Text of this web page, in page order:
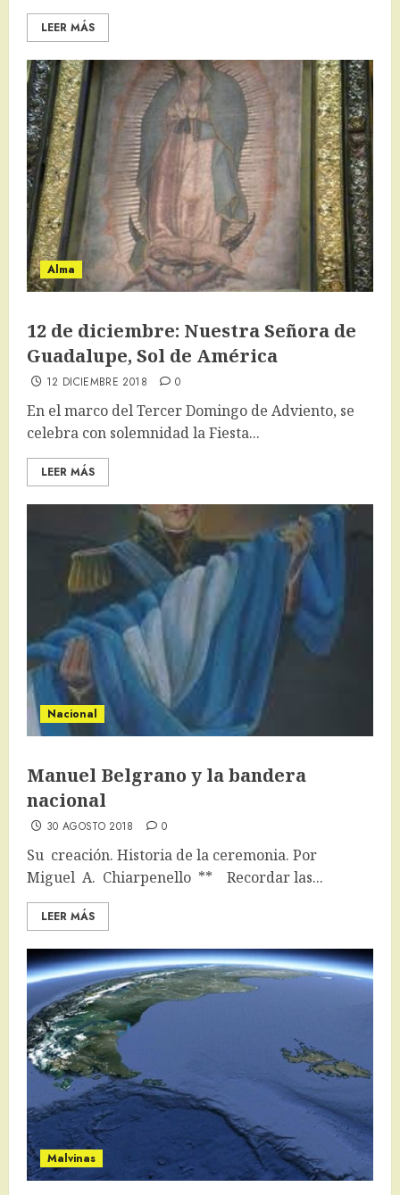
LEER MÁS
Alma
12 de diciembre: Nuestra Señora de
Guadalupe, Sol de América
12 DICIEMBRE 2018 0
En el marco del Tercer Domingo de Adviento, se
celebra con solemnidad la Fiesta...
LEER MÁS
Nacional
Manuel Belgrano y la bandera
nacional
30 AGOSTO 2018 0
Su creación. Historia de la ceremonia. Por
Miguel A. Chiarpenello ** Recordar las...
LEER MÁS
Malvinas